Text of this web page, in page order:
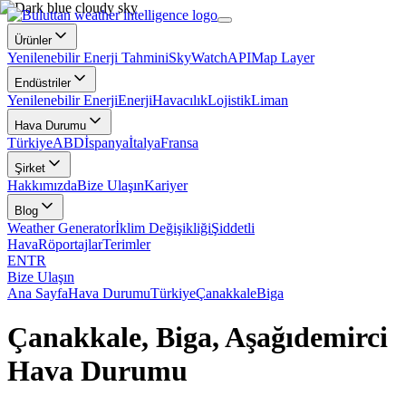
Ürünler
Yenilenebilir Enerji TahminiSkyWatchAPIMap Layer
Endüstriler
Yenilenebilir EnerjiEnerjiHavacılıkLojistikLiman
Hava Durumu
TürkiyeABDİspanyaİtalyaFransa
Şirket
HakkımızdaBize UlaşınKariyer
Blog
Weather Generatorİklim DeğişikliğiŞiddetli
HavaRöportajlarTerimler
ENTR
Bize Ulaşın
Ana SayfaHava DurumuTürkiyeÇanakkaleBiga
Çanakkale, Biga, Aşağıdemirci
Hava Durumu